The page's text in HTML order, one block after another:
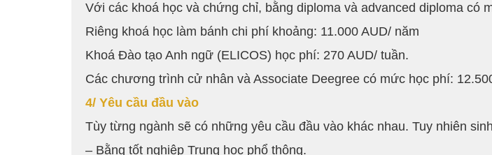
Với các khoá học và chứng chỉ, bằng diploma và advanced diploma có
Riêng khoá học làm bánh chi phí khoảng: 11.000 AUD/ năm
Khoá Đào tạo Anh ngữ (ELICOS) học phí: 270 AUD/ tuần.
Các chương trình cử nhân và Associate Deegree có mức học phí:
4/ Yêu cầu đầu vào
Tùy từng ngành sẽ có những yêu cầu đầu vào khác nhau. Tuy nhiên
– Bằng tốt nghiệp Trung học phổ thông.